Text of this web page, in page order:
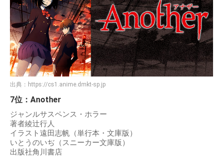
出典： https://cs1.anime.dmkt-sp.jp
7位：Another
ジャンルサスペンス・ホラー
著者綾辻行人
イラスト遠田志帆（単行本・文庫版）
いとうのいぢ（スニーカー文庫版）
出版社角川書店